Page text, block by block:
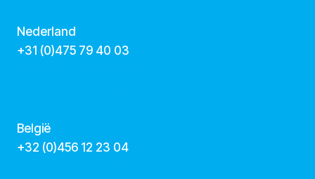
Nederland
+31 (0)475 79 40 03
België
‭+32 (0)456 12 23 04‬